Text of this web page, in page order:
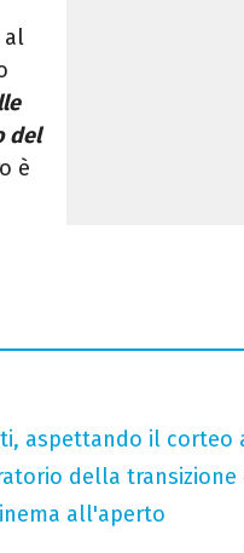
al
del
è
aspettando il corteo
della transizione
all'aperto